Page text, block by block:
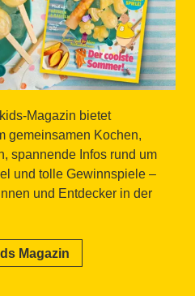
Magazin bietet
gemeinsamen Kochen,
spannende Infos rund um
und tolle Gewinnspiele –
und Entdecker in der
Magazin